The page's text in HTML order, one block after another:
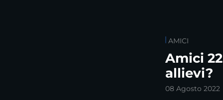
AMICI
Amici
allievi?
08 Agosto 2022